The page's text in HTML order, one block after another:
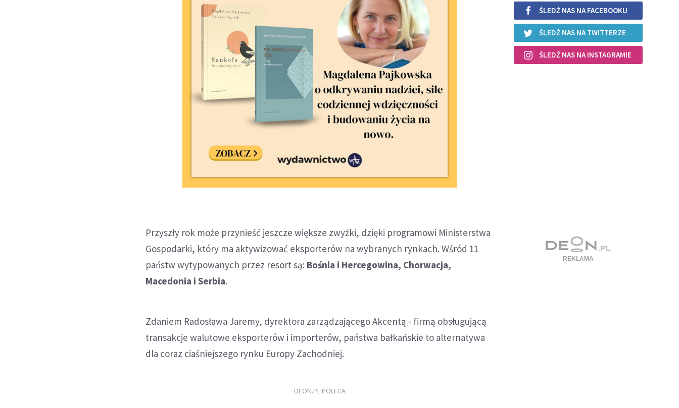
Przyszły rok może przynieść jeszcze większe zwyżki, dzięki programowi Ministerstwa
Gospodarki, który ma aktywizować eksporterów na wybranych rynkach. Wśród 11
państw wytypowanych przez resort są: Bośnia i Hercegowina, Chorwacja,
Macedonia i Serbia.
Zdaniem Radosława Jaremy, dyrektora zarządzającego Akcentą - firmą obsługującą
transakcje walutowe eksporterów i importerów, państwa bałkańskie to alternatywa
dla coraz ciaśniejszego rynku Europy Zachodniej.
DEON.PL POLECA
ŚLEDŹ NAS NA FACEBOOKU
ŚLEDŹ NAS NA TWITTERZE
ŚLEDŹ NAS NA INSTAGRAMIE